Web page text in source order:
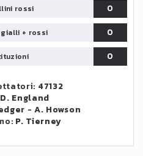
rossi
0
+ rossi
0
0
47132
D. England
-A. Howson
P. Tierney